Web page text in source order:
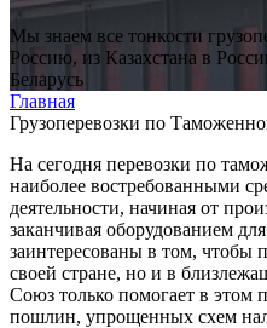
Мы знаем все тонкости
Россию, из Казахстана в
Беларусь
Главная
Грузоперевозки по
На сегодня перевозки по
наиболее востребованными
деятельности, начиная от
заканчивая оборудованием
заинтересованы в том, чтобы
своей стране, но и в
Союз только помогает в этом
пошлин, упрощенных схем